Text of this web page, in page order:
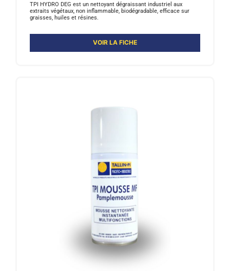
TPI HYDRO DEG est un nettoyant dégraissant industriel aux
extraits végétaux, non inflammable, biodégradable, efficace sur
graisses, huiles et résines.
VOIR LA FICHE